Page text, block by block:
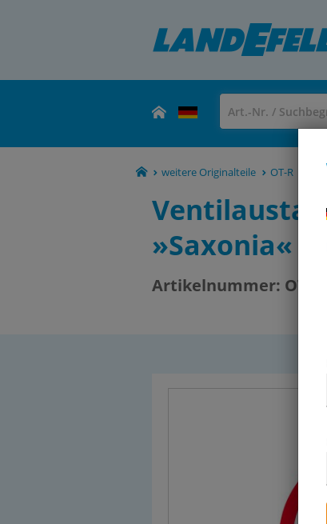
weitere Originalteile OT-R
»Saxonia«
Artikelnummer: OT-